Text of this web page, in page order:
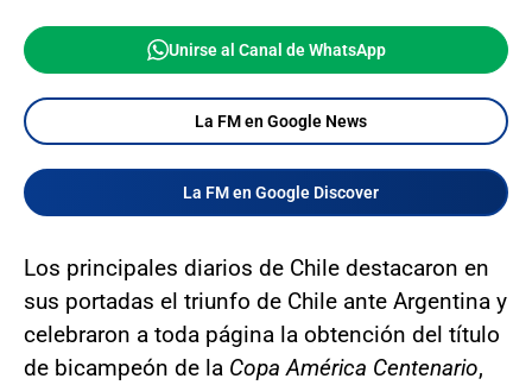
Unirse al Canal de WhatsApp
La FM en Google News
La FM en Google Discover
Los principales diarios de Chile destacaron en
sus portadas el triunfo de Chile ante Argentina y
celebraron a toda página la obtención del título
de bicampeón de la Copa América Centenario,